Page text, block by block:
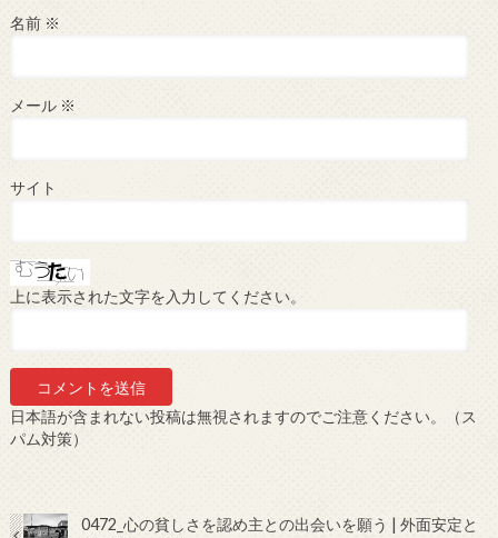
名前 ※
メール ※
サイト
上に表示された文字を入力してください。
日本語が含まれない投稿は無視されますのでご注意ください。（ス
パム対策）
0472_心の貧しさを認め主との出会いを願う | 外面安定と